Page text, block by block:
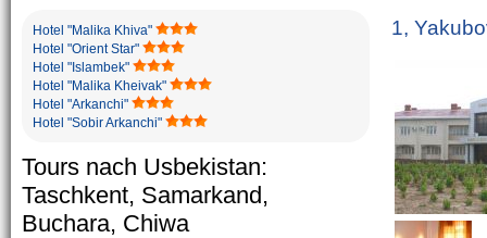
Hotel "Malika Khiva"
Hotel "Orient Star"
Hotel "Islambek"
Hotel "Malika Kheivak"
Hotel "Arkanchi"
Hotel "Sobir Arkanchi"
Tours nach Usbekistan:
Taschkent, Samarkand,
Buchara, Chiwa
1,